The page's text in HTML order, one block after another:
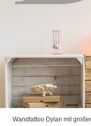
Wandtattoo Dylan mit